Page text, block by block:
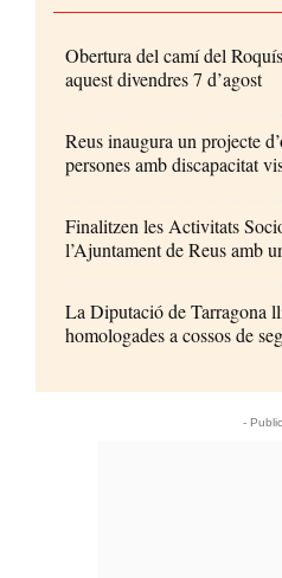
Obertura del camí del
aquest divendres 7 d’agost
Reus inaugura un projecte
persones amb discapacitat
Finalitzen les Activitats
l’Ajuntament de Reus amb
La Diputació de Tarragona
homologades a cossos de
-